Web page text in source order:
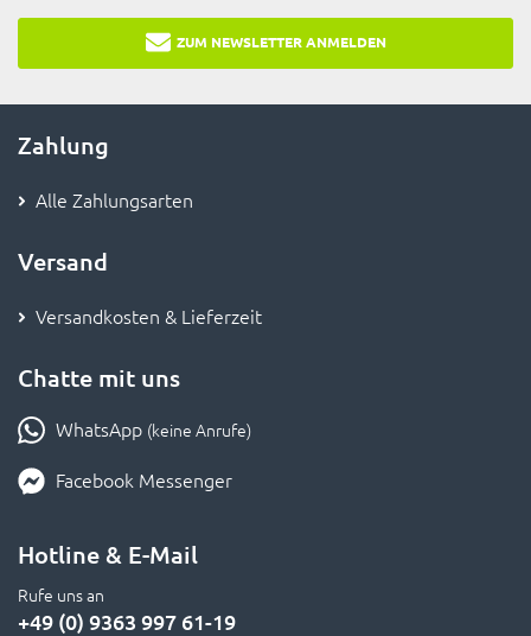
ZUM NEWSLETTER ANMELDEN
Zahlung
Alle Zahlungsarten
Versand
Versandkosten & Lieferzeit
Chatte mit uns
WhatsApp (keine Anrufe)
Facebook Messenger
Hotline & E-Mail
Rufe uns an
+49 (0) 9363 997 61-19